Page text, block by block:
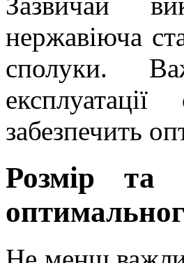
нержавіюча
сполуки.
забезпечить
Розмір та